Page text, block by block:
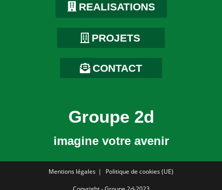
REALISATIONS
PROJETS
CONTACT
Groupe 2d
imagine votre avenir
Mentions légales Politique de cookies (UE)